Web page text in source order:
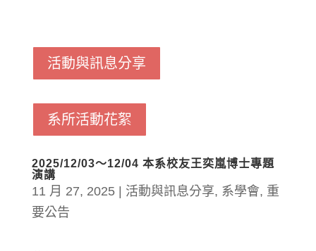
活動與訊息分享
系所活動花絮
2025/12/03～12/04 本系校友王奕嵐博士專題
演講
11 月 27, 2025| 活動與訊息分享, 系學會, 重
要公告